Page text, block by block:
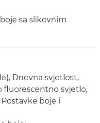
sa slikovnim
Dnevna svjetlost,
fluorescentno svjetlo,
boje i